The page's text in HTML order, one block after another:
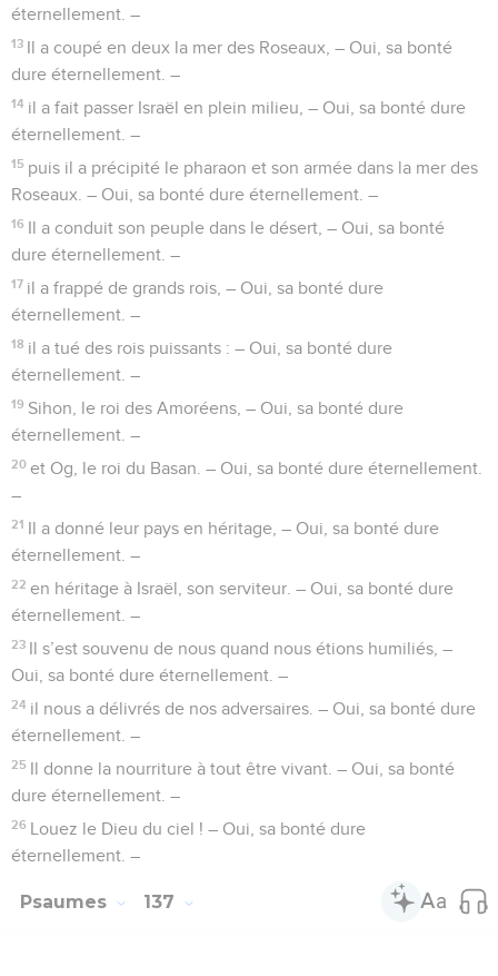
éternellement. –
13 Il a coupé en deux la mer des Roseaux, – Oui, sa bonté
dure éternellement. –
14 il a fait passer Israël en plein milieu, – Oui, sa bonté dure
éternellement. –
15 puis il a précipité le pharaon et son armée dans la mer des
Roseaux. – Oui, sa bonté dure éternellement. –
16 Il a conduit son peuple dans le désert, – Oui, sa bonté
dure éternellement. –
17 il a frappé de grands rois, – Oui, sa bonté dure
éternellement. –
18 il a tué des rois puissants : – Oui, sa bonté dure
éternellement. –
19 Sihon, le roi des Amoréens, – Oui, sa bonté dure
éternellement. –
20 et Og, le roi du Basan. – Oui, sa bonté dure éternellement.
–
21 Il a donné leur pays en héritage, – Oui, sa bonté dure
éternellement. –
22 en héritage à Israël, son serviteur. – Oui, sa bonté dure
éternellement. –
23 Il s’est souvenu de nous quand nous étions humiliés, –
Oui, sa bonté dure éternellement. –
24 il nous a délivrés de nos adversaires. – Oui, sa bonté dure
éternellement. –
25 Il donne la nourriture à tout être vivant. – Oui, sa bonté
dure éternellement. –
26 Louez le Dieu du ciel ! – Oui, sa bonté dure
éternellement. –
Psaumes 137